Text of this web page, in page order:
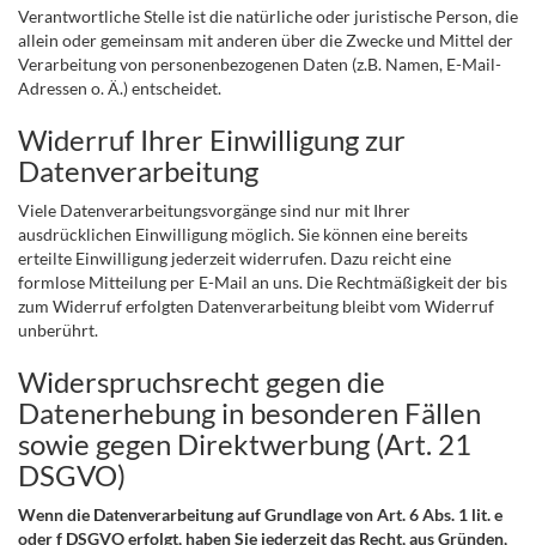
Verantwortliche Stelle ist die natürliche oder juristische Person, die
allein oder gemeinsam mit anderen über die Zwecke und Mittel der
Verarbeitung von personenbezogenen Daten (z.B. Namen, E-Mail-
Adressen o. Ä.) entscheidet.
Widerruf Ihrer Einwilligung zur
Datenverarbeitung
Viele Datenverarbeitungsvorgänge sind nur mit Ihrer
ausdrücklichen Einwilligung möglich. Sie können eine bereits
erteilte Einwilligung jederzeit widerrufen. Dazu reicht eine
formlose Mitteilung per E-Mail an uns. Die Rechtmäßigkeit der bis
zum Widerruf erfolgten Datenverarbeitung bleibt vom Widerruf
unberührt.
Widerspruchsrecht gegen die
Datenerhebung in besonderen Fällen
sowie gegen Direktwerbung (Art. 21
DSGVO)
Wenn die Datenverarbeitung auf Grundlage von Art. 6 Abs. 1 lit. e
oder f DSGVO erfolgt, haben Sie jederzeit das Recht, aus Gründen,